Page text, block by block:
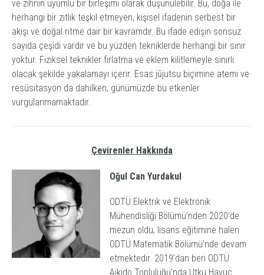
ve zihnin uyumlu bir birleşimi olarak düşünülebilir. Bu, doğa ile
herhangi bir zıtlık teşkil etmeyen, kişisel ifadenin serbest bir
akışı ve doğal ritme dair bir kavramdır. Bu ifade edişin sonsuz
sayıda çeşidi vardır ve bu yüzden tekniklerde herhangi bir sınır
yoktur. Fiziksel teknikler fırlatma ve eklem kilitlemeyle sınırlı
olacak şekilde yakalamayı içerir. Esas jūjutsu biçimine atemi ve
resüsitasyon da dahilken, günümüzde bu etkenler
vurgulanmamaktadır.
Çevirenler Hakkında
Oğul Can Yurdakul
ODTÜ Elektrik ve Elektronik
Mühendisliği Bölümü’nden 2020’de
mezun oldu, lisans eğitimine halen
ODTÜ Matematik Bölümü’nde devam
etmektedir. 2019’dan beri ODTÜ
Aikido Topluluğu’nda Utku Havuç